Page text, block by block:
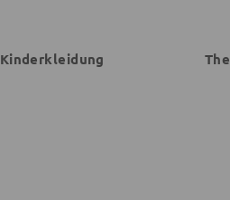
Kinderkleidung